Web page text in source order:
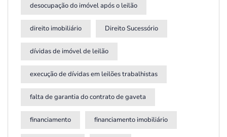
desocupação do imóvel após o leilão
direito imobiliário Direito Sucessório
dívidas de imóvel de leilão
execução de dívidas em leilões trabalhistas
falta de garantia do contrato de gaveta
financiamento financiamento imobiliário